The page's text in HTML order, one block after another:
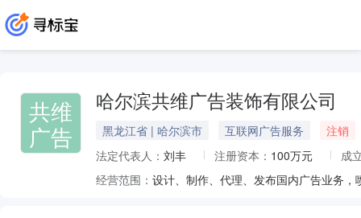
共维
广告
哈尔滨共维广告装饰有限公司
黑龙江省 | 哈尔滨市 互联网广告服务
注销
法定代表人： 刘丰 注册资本： 100万元
成
经营范围：